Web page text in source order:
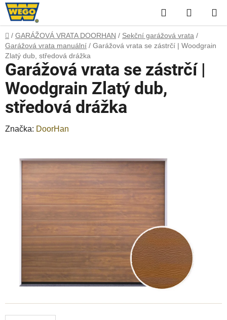
Přejít
na
obsah
Hledat
KOŠÍK
Domů
/ GARÁŽOVÁ VRATA DOORHAN / Sekční garážová vrata /
Garážová vrata manuální / Garážová vrata se zástrčí | Woodgrain
Zlatý dub, středová drážka
Garážová vrata se zástrčí |
Woodgrain Zlatý dub,
středová drážka
Značka: DoorHan